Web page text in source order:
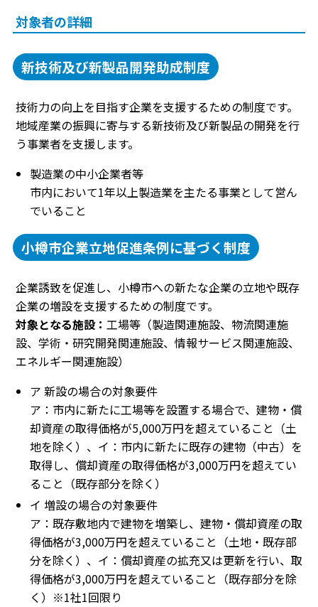
対象者の詳細
新技術及び新製品開発助成制度
技術力の向上を目指す企業を支援するための制度です。
地域産業の振興に寄与する新技術及び新製品の開発を行
う事業者を支援します。
製造業の中小企業者等
市内において1年以上製造業を主たる事業として営ん
でいること
小樽市企業立地促進条例に基づく制度
企業誘致を促進し、小樽市への新たな企業の立地や既存
企業の増設を支援するための制度です。
対象となる施設： 工場等（製造関連施設、物流関連施
設、学術・研究開発関連施設、情報サービス関連施設、
エネルギー関連施設）
ア 新設の場合の対象要件
ア：市内に新たに工場等を設置する場合で、建物・償
却資産の取得価格が5,000万円を超えていること（土
地を除く）、イ：市内に新たに既存の建物（中古）を
取得し、償却資産の取得価格が3,000万円を超えてい
ること（既存部分を除く）
イ 増設の場合の対象要件
ア：既存敷地内で建物を増築し、建物・償却資産の取
得価格が3,000万円を超えていること（土地・既存部
分を除く）、イ：償却資産の拡充又は更新を行い、取
得価格が3,000万円を超えていること（既存部分を除
く）※1社1回限り